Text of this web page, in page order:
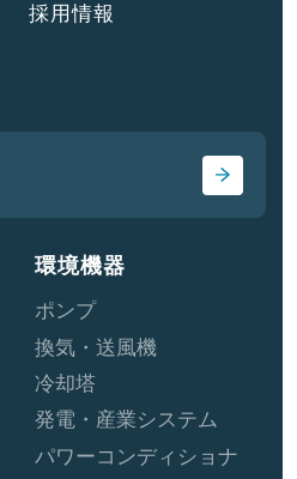
採用情報
環境機器
ポンプ
換気・送風機
冷却塔
発電・産業システム
パワーコンディショナ